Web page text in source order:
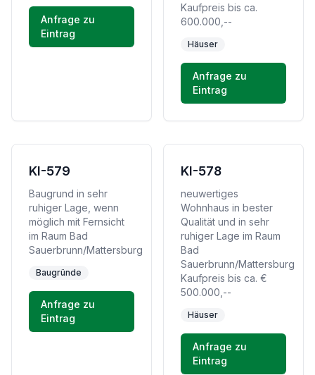
Anfrage zu
Eintrag
Kaufpreis bis ca.
600.000,--
Häuser
Anfrage zu
Eintrag
KI-579
Baugrund in sehr
ruhiger Lage, wenn
möglich mit Fernsicht
im Raum Bad
Sauerbrunn/Mattersburg
Baugründe
Anfrage zu
Eintrag
KI-578
neuwertiges
Wohnhaus in bester
Qualität und in sehr
ruhiger Lage im Raum
Bad
Sauerbrunn/Mattersburg
Kaufpreis bis ca. €
500.000,--
Häuser
Anfrage zu
Eintrag